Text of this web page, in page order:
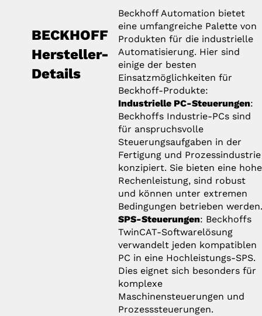
BECKHOFF
Hersteller-
Details
Beckhoff Automation bietet
eine umfangreiche Palette von
Produkten für die industrielle
Automatisierung. Hier sind
einige der besten
Einsatzmöglichkeiten für
Beckhoff-Produkte:
Industrielle PC-Steuerungen:
Beckhoffs Industrie-PCs sind
für anspruchsvolle
Steuerungsaufgaben in der
Fertigung und Prozessindustrie
konzipiert. Sie bieten eine hohe
Rechenleistung, sind robust
und können unter extremen
Bedingungen betrieben
SPS-Steuerungen: Beckhoffs
TwinCAT-Softwarelösung
verwandelt jeden kompatiblen
PC in eine Hochleistungs-SPS.
Dies eignet sich besonders für
komplexe
Maschinensteuerungen und
Prozesssteuerungen.